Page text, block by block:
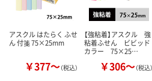
アスクル はたらく ふせ
ん 付箋 75×25mm
￥377～（税込）
【強粘着】アスクル 強
粘着ふせん ビビッド
カラー 75×25…
￥306～（税込）